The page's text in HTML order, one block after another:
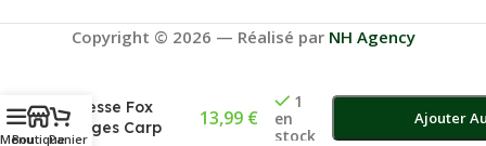
Copyright © 2026 — Réalisé par NH Agency
Menu
BoutiquePanier
Tresse Fox
Edges Carp
13,99 €
1
en
stock
Ajouter